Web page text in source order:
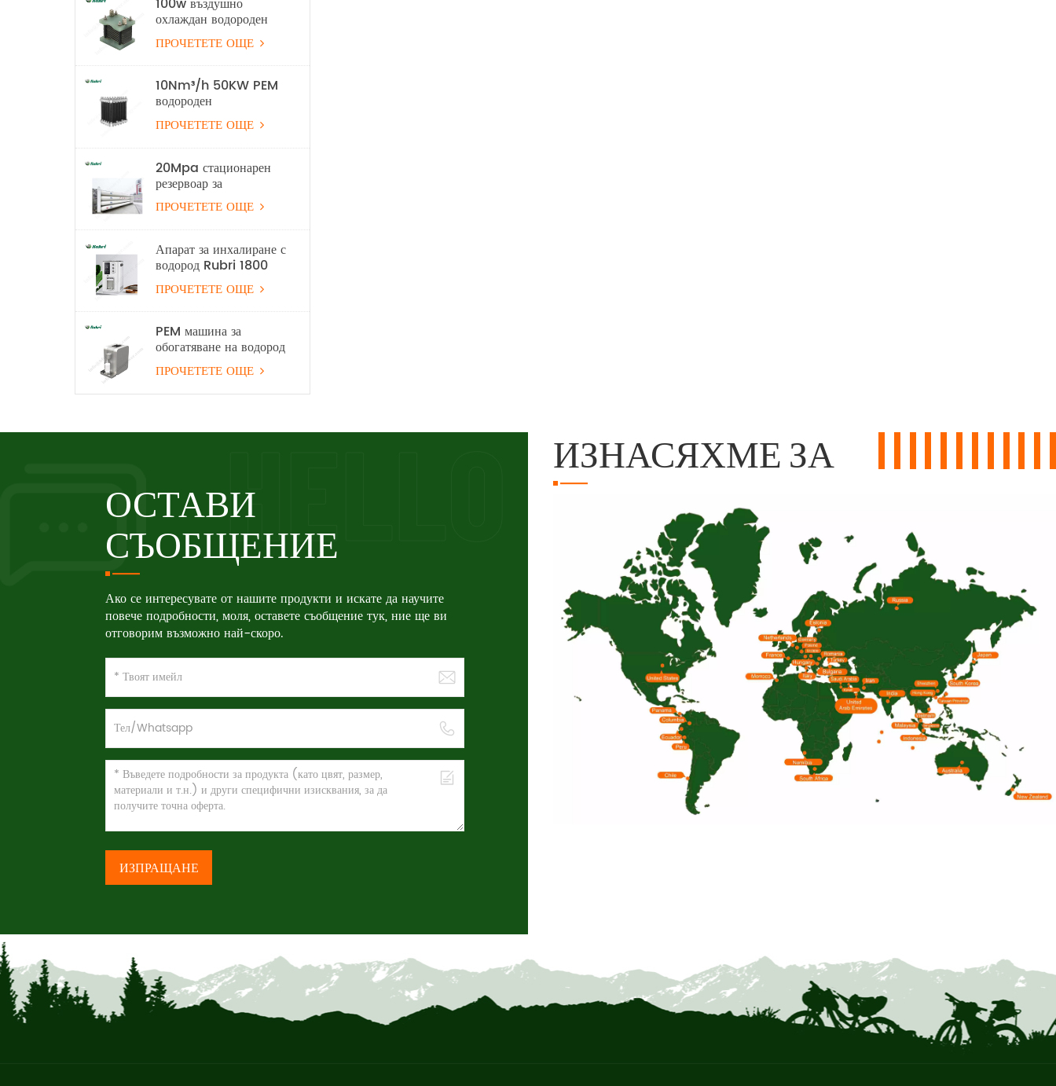
охлаждан водороден
горивен стек
ПРОЧЕТЕТЕ ОЩЕ
10Nm³/h 50KW PEM
водороден
електролизер
оборудване за
производство на
водород
ПРОЧЕТЕТЕ ОЩЕ
20Mpa стационарен
резервоар за
съхранение на водород
ПРОЧЕТЕТЕ ОЩЕ
Апарат за инхалиране с
водород Rubri 1800
мл/мин 99,99%
ПРОЧЕТЕТЕ ОЩЕ
PEM машина за
обогатяване на водород
с вода
ПРОЧЕТЕТЕ ОЩЕ
ОСТАВИ
СЪОБЩЕНИЕ
Ако се интересувате от нашите продукти и искате да научите
повече подробности, моля, оставете съобщение тук, ние ще ви
отговорим възможно най-скоро.
ИЗПРАЩАНЕ
ИЗНАСЯХМЕ ЗА